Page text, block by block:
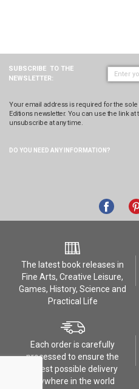
SUBSCRIBE TO THE
NEWSLETTER:
Your email address is required for the
Editions newsletter. You can use the link
unsubscribe at any time.
DO YOU NEED ANY INFORMATION?
The latest book releases in
Fine Arts, Creative Leisure,
Games, History, Science and
Practical Life
Each order is carefully
processed to ensure the
safest possible delivery
anywhere in the world